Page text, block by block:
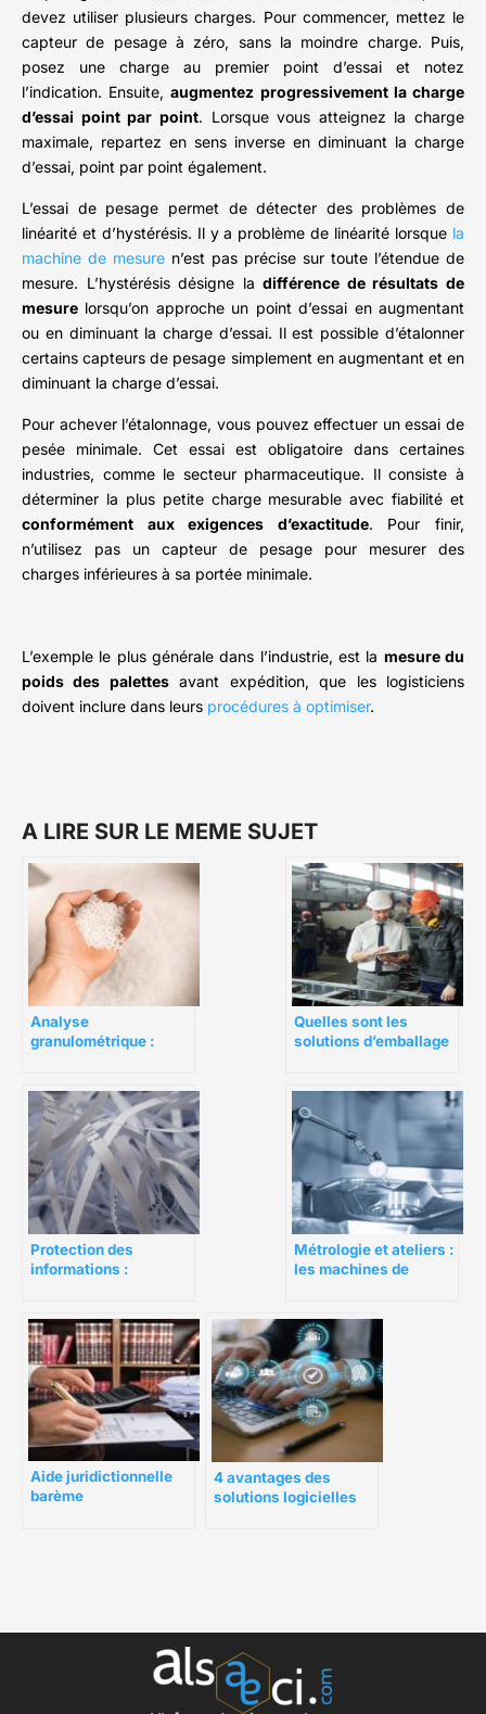
devez utiliser plusieurs charges. Pour commencer, mettez le
capteur de pesage à zéro, sans la moindre charge. Puis,
posez une charge au premier point d’essai et notez
l’indication. Ensuite,augmentez progressivement la charge
d’essai point par point. Lorsque vous atteignez la charge
maximale, repartez en sens inverse en diminuant la charge
d’essai, point par point également.
L’essai de pesage permet de détecter des problèmes de
linéarité et d’hystérésis. Il y a problème de linéarité lorsque la
machine de mesure n’est pas précise sur toute l’étendue de
mesure. L’hystérésis désigne ladifférence de résultats de
mesure lorsqu’on approche un point d’essai en augmentant
ou en diminuant la charge d’essai. Il est possible d’étalonner
certains capteurs de pesage simplement en augmentant et en
diminuant la charge d’essai.
Pour achever l’étalonnage, vous pouvez effectuer un essai de
pesée minimale. Cet essai est obligatoire dans certaines
industries, comme le secteur pharmaceutique. Il consiste à
déterminer la plus petite charge mesurable avec fiabilité et
conformément aux exigences d’exactitude. Pour finir,
n’utilisez pas un capteur de pesage pour mesurer des
charges inférieures à sa portée minimale.
L’exemple le plus générale dans l’industrie, est la mesure du
poids des palettesavant expédition, que les logisticiens
doivent inclure dans leurs procédures à optimiser.
A LIRE SUR LE MEME SUJET
Analyse
granulométrique :
plus fiable ?
Quelles sont les
solutions d’emballage
Protection des
informations :
documents
Métrologie et ateliers :
les machines de
Aide juridictionnelle
barème
4 avantages des
solutions logicielles